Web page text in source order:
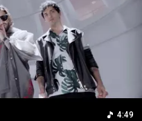
4:49